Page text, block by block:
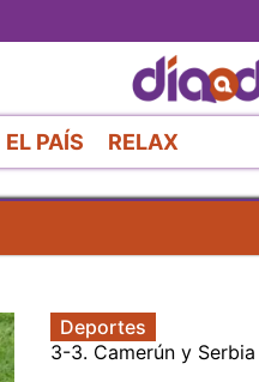
al
EL PAÍS RELAX
Deportes
3-3. Camerún y